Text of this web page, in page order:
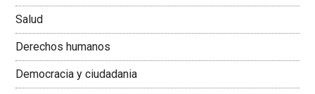
Salud
Derechos humanos
Democracia y ciudadania